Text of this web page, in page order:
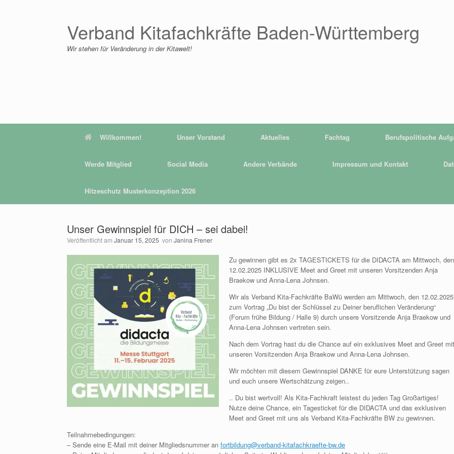
Verband Kitafachkräfte Baden-Württemberg
Wir stehen für Veränderung in der Kitawelt!
Willkommen! Unser Vorstand Aktuelles Fachtag Berufspolitische
Werde Mitglied Social Media Andere Verbände Impressum und Kontakt
Hitzeschutz Musterkonzeption 2026
Unser Gewinnspiel für DICH – sei dabei!
Veröffentlicht am Januar 15, 2025 von Janina Frener
Zu gewinnen gibt es 2x TAGESTICKETS für die DIDACTA am Mittwoch, den
12.02.2025 INKLUSIVE Meet and Greet mit unseren Vorsitzenden Anja
Braekow und Anna-Lena Johnsen.
Wir als Verband Kita-Fachkräfte BaWü werden am Mittwoch, den 12.02.2025
zum Vortrag „Du bist der Schlüssel zu Deiner beruflichen Veränderung“
(Forum frühe Bildung / Halle 9) durch unsere Vorsitzende Anja Braekow und
Anna-Lena Johnsen vertreten sein.
Nach dem Vortrag hast du die Chance auf ein exklusives Meet and Greet mit
unseren Vorsitzenden Anja Braekow und Anna-Lena Johnsen.
Wir möchten mit diesem Gewinnspiel DANKE für eure Unterstützung sagen
und euch unsere Wertschätzung zeigen..
.. Du bist wertvoll! Als Kita-Fachkraft leistest du jeden Tag Großartiges!
Nutze deine Chance, ein Tagesticket für die DIDACTA und das exklusiven
Meet and Greet mit uns als Verband Kita-Fachkräfte BW zu gewinnen.
Teilnahmebedingungen:
– Sende eine E-Mail mit deiner Mitgliedsnummer an fortbildung@verband-kitafachkraefte-bw.de